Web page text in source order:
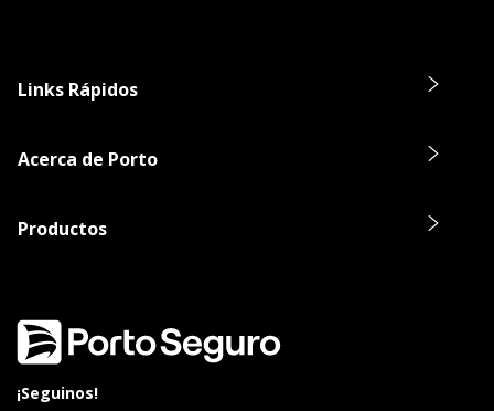
Links Rápidos
Acerca de Porto
Productos
¡Seguinos!